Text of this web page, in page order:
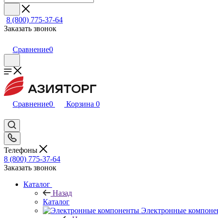
8 (800) 775-37-64
Заказать звонок
Сравнение0
Сравнение0 Корзина 0
Телефоны
8 (800) 775-37-64
Заказать звонок
Каталог
Назад
Каталог
Электронные